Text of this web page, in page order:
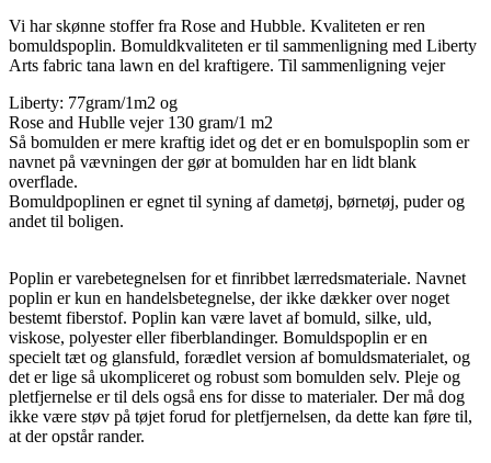
Vi har skønne stoffer fra Rose and Hubble. Kvaliteten er ren
bomuldspoplin. Bomuldkvaliteten er til sammenligning med Liberty
Arts fabric tana lawn en del kraftigere. Til sammenligning vejer
Liberty: 77gram/1m2 og
Rose and Hublle vejer 130 gram/1 m2
Så bomulden er mere kraftig idet og det er en bomulspoplin som er
navnet på vævningen der gør at bomulden har en lidt blank
overflade.
Bomuldpoplinen er egnet til syning af dametøj, børnetøj, puder og
andet til boligen.
Poplin er varebetegnelsen for et finribbet lærredsmateriale. Navnet
poplin er kun en handelsbetegnelse, der ikke dækker over noget
bestemt fiberstof. Poplin kan være lavet af bomuld, silke, uld,
viskose, polyester eller fiberblandinger. Bomuldspoplin er en
specielt tæt og glansfuld, forædlet version af bomuldsmaterialet, og
det er lige så ukompliceret og robust som bomulden selv. Pleje og
pletfjernelse er til dels også ens for disse to materialer. Der må dog
ikke være støv på tøjet forud for pletfjernelsen, da dette kan føre til,
at der opstår rander.